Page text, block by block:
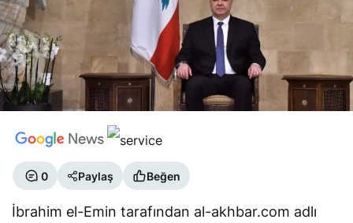
0 Paylaş Beğen
İbrahim el-Emin tarafından al-akhbar.com adlı